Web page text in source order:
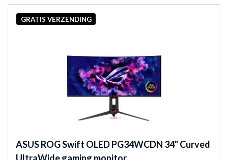
GRATIS VERZENDING
ASUSROG Swift OLED PG34WCDN 34" Curved